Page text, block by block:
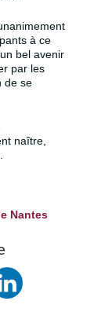
à ce
bel avenir
par les
de se
naître,
Nantes